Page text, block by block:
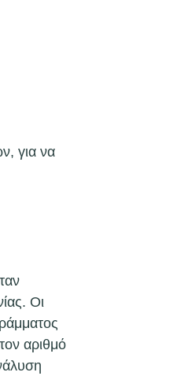
για να
Οι
αριθμό